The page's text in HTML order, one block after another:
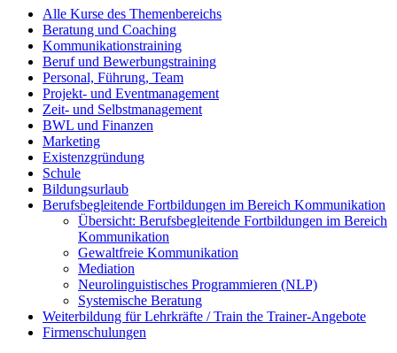
Alle Kurse des Themenbereichs
Beratung und Coaching
Kommunikationstraining
Beruf und Bewerbungstraining
Personal, Führung, Team
Projekt- und Eventmanagement
Zeit- und Selbstmanagement
BWL und Finanzen
Marketing
Existenzgründung
Schule
Bildungsurlaub
Berufsbegleitende Fortbildungen im Bereich Kommunikation
Übersicht: Berufsbegleitende Fortbildungen im Bereich
Kommunikation
Gewaltfreie Kommunikation
Mediation
Neurolinguistisches Programmieren (NLP)
Systemische Beratung
Weiterbildung für Lehrkräfte / Train the Trainer-Angebote
Firmenschulungen